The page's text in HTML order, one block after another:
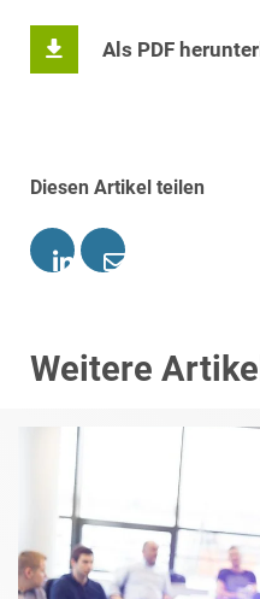
Als PDF
Diesen Artikel teilen
Weitere